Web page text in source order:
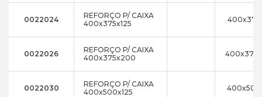
0022024
REFORÇO P/ CAIXA
400x375x125
0022026
REFORÇO P/ CAIXA
400x375x200
0022030
REFORÇO P/ CAIXA
400x500x125